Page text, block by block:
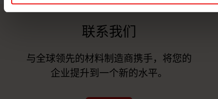
联系我们
与全球领先的材料制造商携手，将您的
企业提升到一个新的水平。